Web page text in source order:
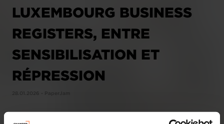
LUXEMBOURG BUSINESS
REGISTERS, ENTRE
SENSIBILISATION ET
RÉPRESSION